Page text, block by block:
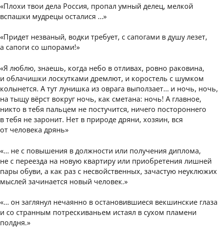
«Плохи твои дела Россия, пропал умный делец, мелкой
вспашки мудрецы осталися …»
«Придет незваный, водки требует, с сапогами в душу лезет,
а сапоги со шпорами!»
«Я люблю, знаешь, когда небо в отливах, ровно раковина,
и облачишки лоскутками дремлют, и коростель с шумком
колынется. А тут лунишка из оврага выползает… и ночь, ночь,
на тыщу вёрст вокруг ночь, как сметана: ночь! А главное,
никто в тебя пальцем не постучится, ничего постороннего
в тебя не заронит. Нет в природе дряни, хозяин, вся
от человека дрянь»
«… не с повышения в должности или получения диплома,
не с переезда на новую квартиру или приобретения лишней
пары обуви, а как раз с несвойственных, зачастую неуклюжих
мыслей зачинается новый человек.»
«… он заглянул нечаянно в остановившиеся векшинские глаза
и со странным потрескиваньем истаял в сухом пламени
полдня.»